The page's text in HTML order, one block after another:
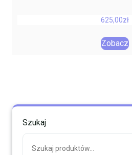
625,00zł
Zobacz
Szukaj